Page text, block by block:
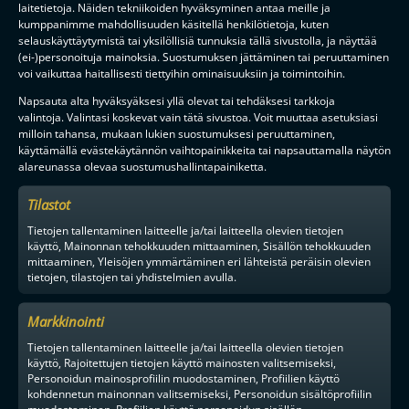
laitetietoja. Näiden tekniikoiden hyväksyminen antaa meille ja
kumppanimme mahdollisuuden käsitellä henkilötietoja, kuten
selauskäyttäytymistä tai yksilöllisiä tunnuksia tällä sivustolla, ja näyttää
(ei-)personoituja mainoksia. Suostumuksen jättäminen tai peruuttaminen
voi vaikuttaa haitallisesti tiettyihin ominaisuuksiin ja toimintoihin.
Napsauta alta hyväksyäksesi yllä olevat tai tehdäksesi tarkkoja
valintoja. Valintasi koskevat vain tätä sivustoa. Voit muuttaa asetuksiasi
milloin tahansa, mukaan lukien suostumuksesi peruuttaminen,
käyttämällä evästekäytännön vaihtopainikkeita tai napsauttamalla näytön
alareunassa olevaa suostumushallintapainiketta.
Tilastot
Tietojen tallentaminen laitteelle ja/tai laitteella olevien tietojen
käyttö, Mainonnan tehokkuuden mittaaminen, Sisällön tehokkuuden
mittaaminen, Yleisöjen ymmärtäminen eri lähteistä peräisin olevien
tietojen, tilastojen tai yhdistelmien avulla.
Markkinointi
Tietojen tallentaminen laitteelle ja/tai laitteella olevien tietojen
käyttö, Rajoitettujen tietojen käyttö mainosten valitsemiseksi,
Personoidun mainosprofiilin muodostaminen, Profiilien käyttö
kohdennetun mainonnan valitsemiseksi, Personoidun sisältöprofiilin